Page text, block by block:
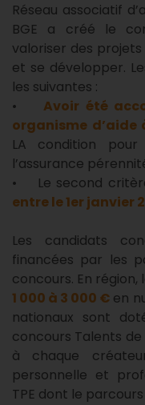
Réseau associatif
BGE a créé le
valoriser des
et se développer.
les suivantes :
•
Avoir été
organisme d’aide
LA condition
l’assurance
• Le second
entre le 1er janvier
Les candidats
financées par les
concours. En
1 000 à 3 000 € en
nationaux sont
concours Talents
à chaque
personnelle et
TPE dont le